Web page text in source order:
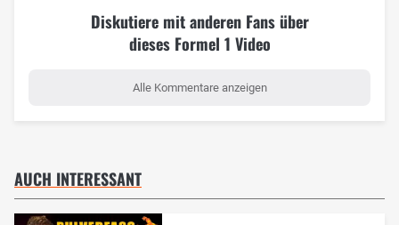
Diskutiere mit anderen Fans über
dieses Formel 1 Video
Alle Kommentare anzeigen
AUCH INTERESSANT